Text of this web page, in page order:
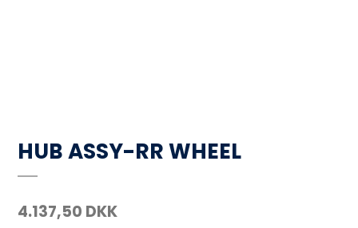
HUB ASSY-RR WHEEL
4.137,50 DKK